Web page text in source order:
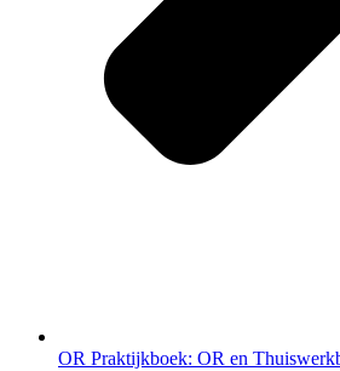
OR Praktijkboek: OR en